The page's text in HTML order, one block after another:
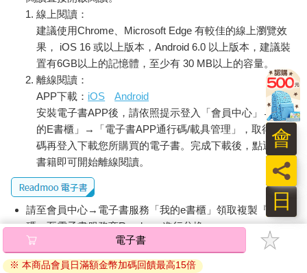
迷人。
對方胡亂盤起的頭髮，清純的臉蛋上滲出大滴的汗水，全身還搞
得髒兮兮的，不禁使Pin小姐看了搖頭長嘆，她將公主頭上的枯葉
取下後嘟囔道：
「妳什麼時候說過想吃蒲桃果了？分明就是自己想搗蛋而已吧！
我猜一定是有人說沙德最近特別中意那顆盛開的蒲桃樹，還下令
讓Khunpra Chom先生好好照料，不讓任何僕人偷摘，Anil才會想
要去摘對吧，莫非……」
Pin小姐邊說邊輕柔地用嬌小的手將Anil公主頭上的塵土拂去。
「知不知道沒有任何僕人敢這樣違逆老爺？除了老爺的那位小女
兒例外，從小就到處偷家裡的東西。」
Anil公主不再頂嘴了，只是不停地咯咯笑，一邊在心裡想著：
大家都說Pilanthita小姐不太講話，可說是個惜字如金的人，怎麼
現在完全沒意識到自己正嘮叨不休呢！
「Prik駕到～」
Prik從老遠就扯著嗓門道，一邊抱著醫藥箱跑了過來。至於Koi姨
眼看Pin小姐此刻恐怕沒心情繼續做燒賣，便不打算跟過來了。
「是喔～？」Anil公主夾著笑聲諷刺道。
線上閱讀：
建議使用Chrome、Microsoft Edge 有較佳的線上瀏覽效
果， iOS 16 或以上版本，Android 6.0 以上版本，建議裝
置有6GB以上的記憶體，至少有 30 MB以上的容量。
離線閱讀：
APP下載： iOS
Android
安裝電子書APP後，請依照提示登入「會員中心」→「我
的E書櫃」→「電子書APP通行碼/載具管理」，取得通行
碼再登入下載您所購買的電子書。完成下載後，點選任一
書籍即可開始離線閱讀。
請至會員中心→電子書服務「我的e書櫃」領取複製『兌換
碼』至電子書服務商Readmoo進行兌換。
退換貨須知：
因版權保護，您在金石堂所購買的電子書僅能以金石堂專屬
電子書
※ 本商品會員日滿額金幣加碼回饋最高15倍
日
員
會